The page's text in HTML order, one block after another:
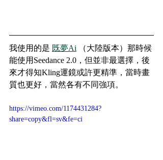
我使用的是 既夢Ai （大陸版本）那時候
能使用Seedance 2.0，但並非最選擇，後
來才得知Kling運鏡或許更精準，當時畫
質也更好，當然各有不同強項。
https://vimeo.com/1174431284?
share=copy&fl=sv&fe=ci